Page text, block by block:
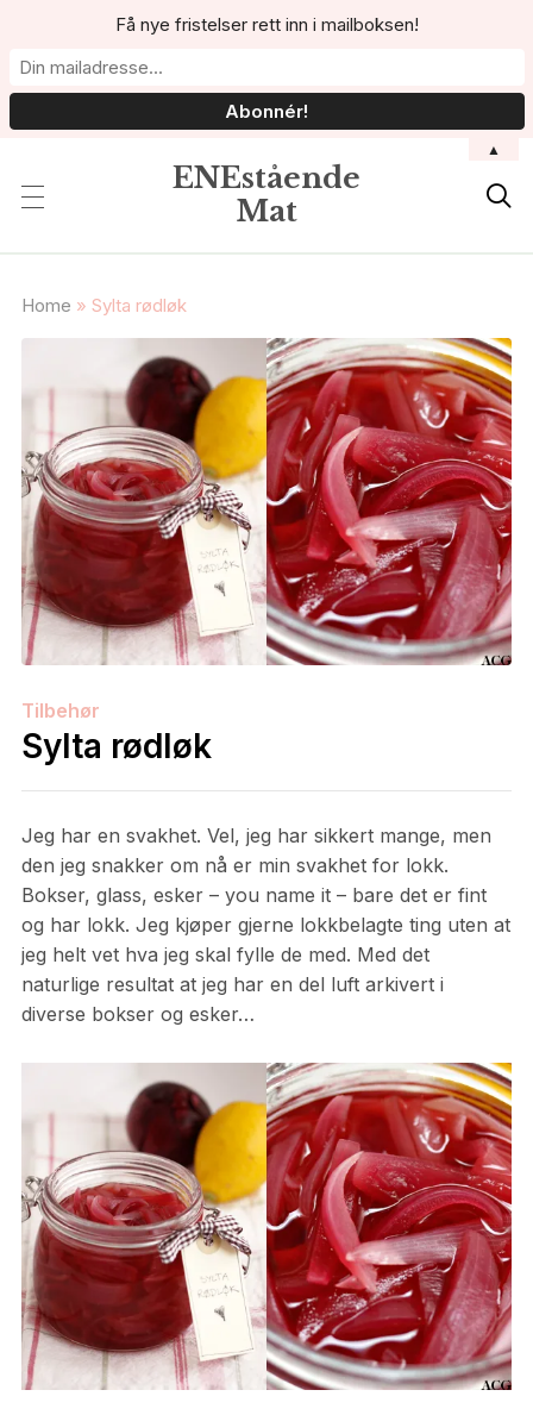
ENEstående
Mat

Home » Sylta rødløk
Tilbehør
Sylta rødløk
Jeg har en svakhet. Vel, jeg har sikkert mange, men
den jeg snakker om nå er min svakhet for lokk.
Bokser, glass, esker – you name it – bare det er fint
og har lokk. Jeg kjøper gjerne lokkbelagte ting uten at
jeg helt vet hva jeg skal fylle de med. Med det
naturlige resultat at jeg har en del luft arkivert i
diverse bokser og esker…
Få nye fristelser rett inn i mailboksen!
▲